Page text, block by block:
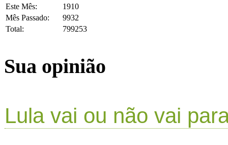
Este Mês:
1910
Mês Passado:
9932
Total:
799253
Sua opinião
Lula vai ou não vai